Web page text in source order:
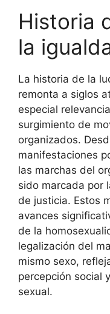
Historia
la
La historia de la
remonta a siglos
especial
surgimiento de
organizados.
manifestaciones
las marchas del
sido marcada por
de justicia. Estos
avances
de la
legalización del
mismo sexo,
percepción social
sexual.